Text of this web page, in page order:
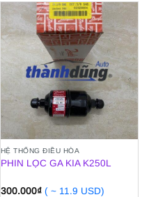
HỆ THỐNG ĐIỀU HÒA
PHIN LỌC GA KIA K250L
300.000₫ ( ~ 11.9 USD)